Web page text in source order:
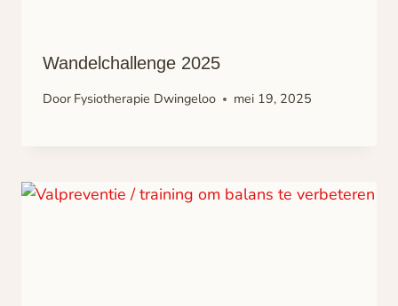
Wandelchallenge 2025
Door Fysiotherapie Dwingeloo mei 19, 2025